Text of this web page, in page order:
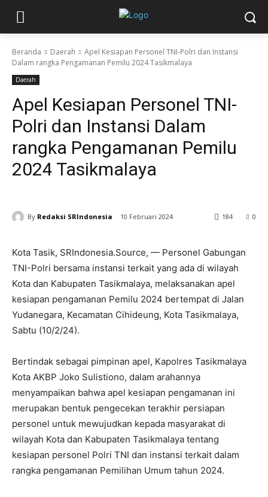
Beranda Daerah
Apel Kesiapan Personel TNI-Polri dan Instansi
Dalam rangka Pengamanan Pemilu 2024 Tasikmalaya
Daerah
Apel Kesiapan Personel TNI-
Polri dan Instansi Dalam
rangka Pengamanan Pemilu
2024 Tasikmalaya
By Redaksi SRIndonesia 10 Februari 2024 0
184
Kota Tasik, SRIndonesia.Source, — Personel Gabungan
TNI-Polri bersama instansi terkait yang ada di wilayah
Kota dan Kabupaten Tasikmalaya, melaksanakan apel
kesiapan pengamanan Pemilu 2024 bertempat di Jalan
Yudanegara, Kecamatan Cihideung, Kota Tasikmalaya,
Sabtu (10/2/24).
Bertindak sebagai pimpinan apel, Kapolres Tasikmalaya
Kota AKBP Joko Sulistiono, dalam arahannya
menyampaikan bahwa apel kesiapan pengamanan ini
merupakan bentuk pengecekan terakhir persiapan
personel untuk mewujudkan kepada masyarakat di
wilayah Kota dan Kabupaten Tasikmalaya tentang
kesiapan personel Polri TNI dan instansi terkait dalam
rangka pengamanan Pemilihan Umum tahun 2024.